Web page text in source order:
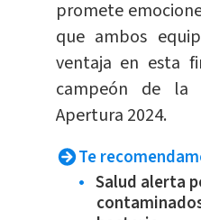
promete
que ambos
ventaja en esta
campeón de la
Apertura 2024.
Te
Salud alerta